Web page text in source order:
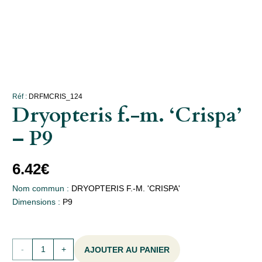
Réf : DRFMCRIS_124
Dryopteris f.-m. ‘Crispa’
– P9
6.42€
Nom commun : DRYOPTERIS F.-M. 'CRISPA'
Dimensions : P9
quantité AJOUTER AU PANIER